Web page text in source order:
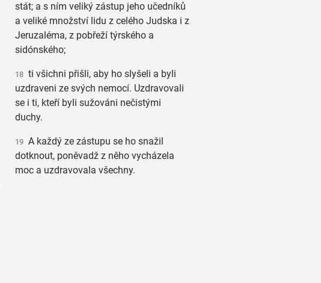
stát; a s ním veliký zástup jeho učedníků
a veliké množství lidu z celého Judska i z
Jeruzaléma, z pobřeží týrského a
sidónského;
18 ti všichni přišli, aby ho slyšeli a byli
uzdraveni ze svých nemocí. Uzdravovali
se i ti, kteří byli sužováni nečistými
duchy.
19 A každý ze zástupu se ho snažil
dotknout, poněvadž z něho vycházela
moc a uzdravovala všechny.